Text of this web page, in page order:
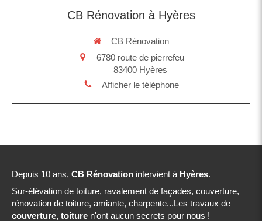
CB Rénovation à Hyères
CB Rénovation
6780 route de pierrefeu
83400 Hyères
Afficher le téléphone
Depuis 10 ans, CB Rénovation intervient à Hyères.
Sur-élévation de toiture, ravalement de façades, couverture,
rénovation de toiture, amiante, charpente...Les travaux de
couverture, toiture n'ont aucun secrets pour nous !